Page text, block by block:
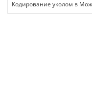
Кодирование уколом в